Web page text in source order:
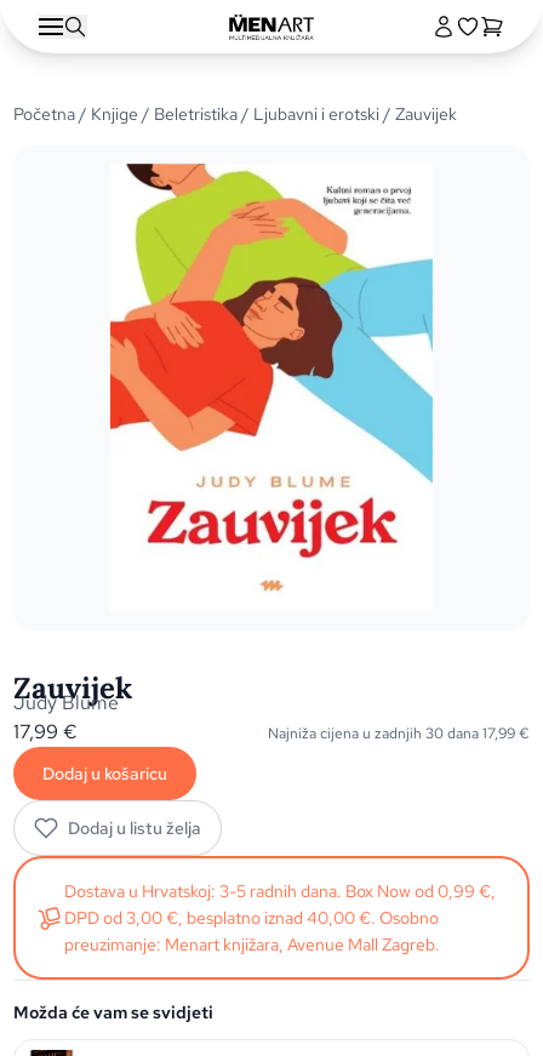
Početna/ Knjige / Beletristika/ Ljubavni i erotski/ Zauvijek
Zauvijek
Judy Blume
17,99€ Najniža cijena u zadnjih 30 dana17,99€
Dodaj u košaricu
Dodaj u listu želja
Dostava u Hrvatskoj: 3-5 radnih dana. Box Now od 0,99 €,
DPD od 3,00 €, besplatno iznad 40,00 €. Osobno
preuzimanje: Menart knjižara, Avenue Mall Zagreb.
Možda će vam se svidjeti